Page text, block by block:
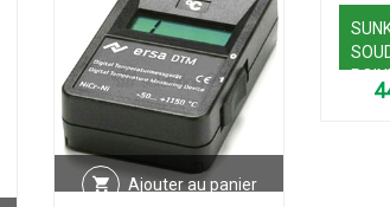
Ajouter au panier